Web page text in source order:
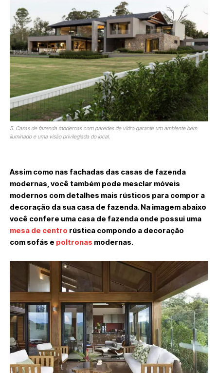
5. Casas de fazenda modernas com paredes de vidro garante um ambiente bem
iluminado e uma visão privilegiada do local.
Assim como nas fachadas das casas de fazenda
modernas, você também pode mesclar móveis
modernos com detalhes mais rústicos para compor a
decoração da sua casa de fazenda. Na imagem abaixo
você confere uma casa de fazenda onde possui uma
mesa de centro rústica compondo a decoração
com sofás e poltronas modernas.